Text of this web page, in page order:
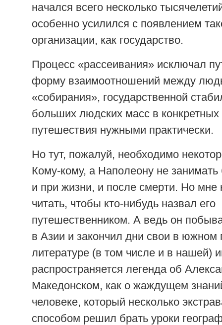
начался всего несколько
особенно усилился с появлением
организации, как государство.
Процесс «рассеивания» исключал
форму взаимоотношений между
«собирания», государственной
больших людских масс в
путешествия нужными практически.
Но тут, пожалуй, необходимо
Кому-кому, а Наполеону не
и при жизни, и после смерти. Но мне
читать, чтобы кто-нибудь назвал его
путешественником. А ведь он
в Азии и закончил дни свои в
литературе (в том числе и в нашей)
распространяется легенда об
Македонском, как о жаждущем
человеке, который несколько
способом решил брать уроки